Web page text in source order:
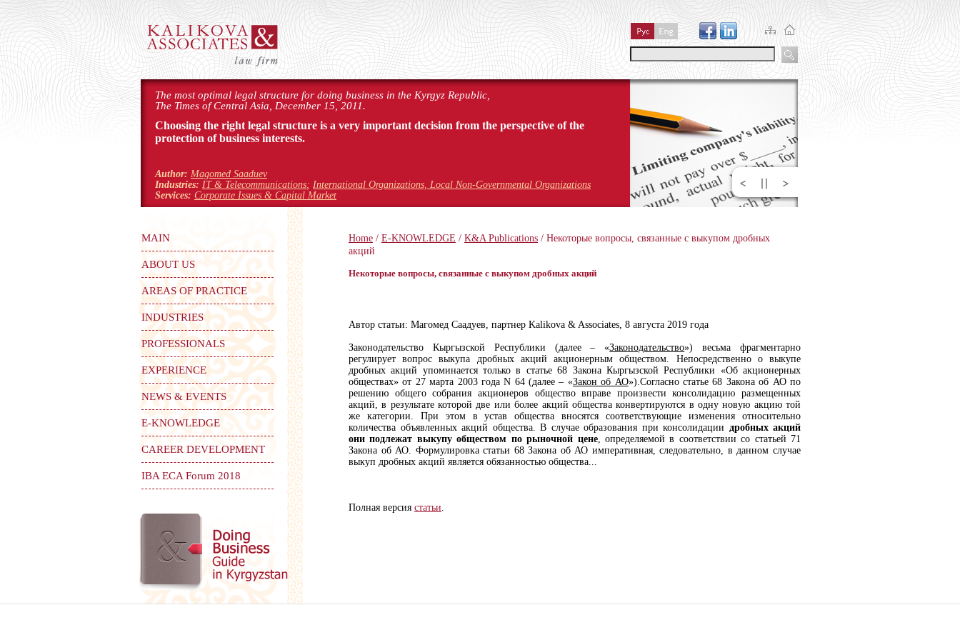
The most optimal legal structure for doing business in the Kyrgyz Republic,
The Times of Central Asia, December 15, 2011.
Choosing the right legal structure is a very important decision from the perspective of the
protection of business interests.
Author: Magomed Saaduev
Industries: IT & Telecommunications; International Organizations, Local Non-Governmental Organizations
Services: Corporate Issues & Capital Market
Home / E-KNOWLEDGE / K&A Publications / Некоторые вопросы, связанные с выкупом дробных
акций
Некоторые вопросы, связанные с выкупом дробных акций
Автор статьи: Магомед Саадуев, партнер Kalikova & Associates, 8 августа 2019 года
Законодательство Кыргызской Республики (далее – «Законодательство») весьма фрагментарно
регулирует вопрос выкупа дробных акций акционерным обществом. Непосредственно о выкупе
дробных акций упоминается только в статье 68 Закона Кыргызской Республики «Об акционерных
обществах» от 27 марта 2003 года N 64 (далее – «Закон об АО»).Согласно статье 68 Закона об АО по
решению общего собрания акционеров общество вправе произвести консолидацию размещенных
акций, в результате которой две или более акций общества конвертируются в одну новую акцию той
же категории. При этом в устав общества вносятся соответствующие изменения относительно
количества объявленных акций общества. В случае образования при консолидации дробных акций
они подлежат выкупу обществом по рыночной цене, определяемой в соответствии со статьей 71
Закона об АО. Формулировка статьи 68 Закона об АО императивная, следовательно, в данном случае
выкуп дробных акций является обязанностью общества...
Полная версия статьи
MAIN
ABOUT US
AREAS OF PRACTICE
INDUSTRIES
PROFESSIONALS
EXPERIENCE
NEWS & EVENTS
E-KNOWLEDGE
CAREER DEVELOPMENT
IBA ECA Forum 2018